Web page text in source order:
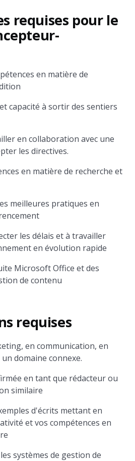
requises pour le
en matière de
capacité à sortir des sentiers
en collaboration avec une
les directives.
en matière de recherche et
meilleures pratiques en
les délais et à travailler
en évolution rapide
Microsoft Office et des
de contenu
requises
en communication, en
domaine connexe.
en tant que rédacteur ou
similaire
d'écrits mettant en
et vos compétences en
systèmes de gestion de